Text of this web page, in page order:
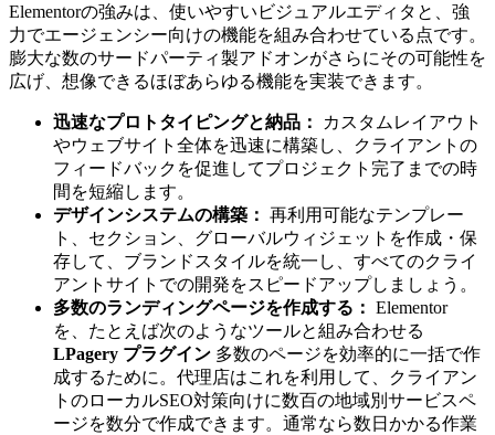
Elementorの強みは、使いやすいビジュアルエディタと、強
力でエージェンシー向けの機能を組み合わせている点です。
膨大な数のサードパーティ製アドオンがさらにその可能性を
広げ、想像できるほぼあらゆる機能を実装できます。
迅速なプロトタイピングと納品：
カスタムレイアウト
やウェブサイト全体を迅速に構築し、クライアントの
フィードバックを促進してプロジェクト完了までの時
間を短縮します。
デザインシステムの構築： 再利用可能なテンプレー
ト、セクション、グローバルウィジェットを作成・保
存して、ブランドスタイルを統一し、すべてのクライ
アントサイトでの開発をスピードアップしましょう。
多数のランディングページを作成する： Elementor
を、たとえば次のようなツールと組み合わせる
LPagery プラグイン 多数のページを効率的に一括で作
成するために。代理店はこれを利用して、クライアン
トのローカルSEO対策向けに数百の地域別サービスペ
ージを数分で作成できます。通常なら数日かかる作業